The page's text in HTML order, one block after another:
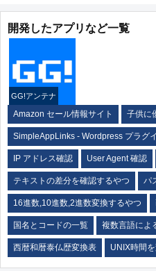
開発したアプリなど一覧
GG!アンテナ
Amazon セール情報サイト 子供に
SimpleAppLinks - Wordpress プラグ
IP アドレス確認 User Agent 確認
テキストの差分を確認するやつ パ
16進数,10進数,2進数変換するやつ
国名とコードの一覧 複数言語によ
西暦和暦泰仏歴変換表 UNIX時間